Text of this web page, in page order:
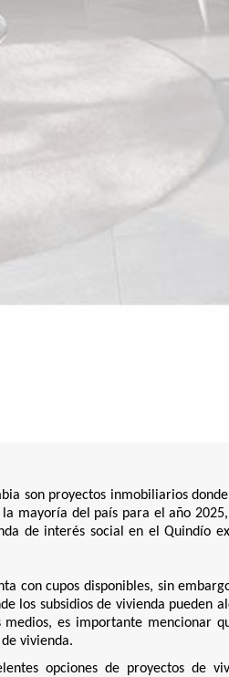
son proyectos inmobiliarios
mayoría del país para el año
de interés social en el Quindío
con cupos disponibles, sin
los subsidios de vivienda pueden
medios, es importante
vivienda.
opciones de proyectos de